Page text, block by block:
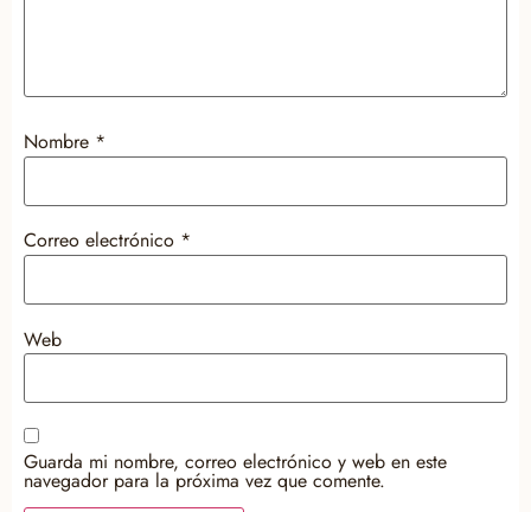
Nombre *
Correo electrónico *
Web
Guarda mi nombre, correo electrónico y web en este
navegador para la próxima vez que comente.